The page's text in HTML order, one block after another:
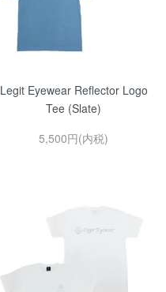
Legit Eyewear Reflector Logo
Tee (Slate)
5,500円(内税)